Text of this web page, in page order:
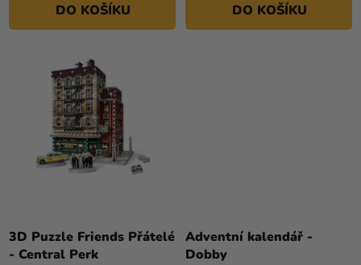
DO KOŠÍKU DO KOŠÍKU
3D Puzzle Friends Přátelé
- Central Perk
Adventní kalendář -
Dobby